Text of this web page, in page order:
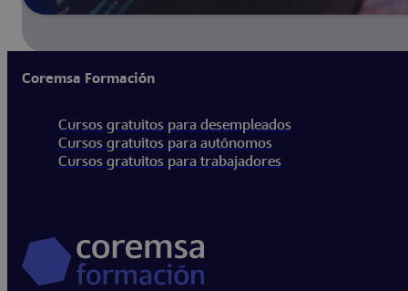
Coremsa Formación
Cursos gratuitos para desempleados
Cursos gratuitos para autónomos
Cursos gratuitos para trabajadores